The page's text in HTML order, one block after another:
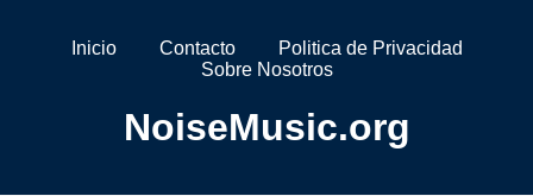
Inicio Contacto
Politica de Privacidad
Sobre Nosotros
NoiseMusic.org